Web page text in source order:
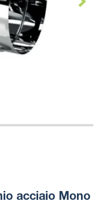
acciaio Mono